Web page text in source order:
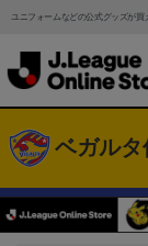
ユニフォームなどの公式グッズが買
ベガルタ